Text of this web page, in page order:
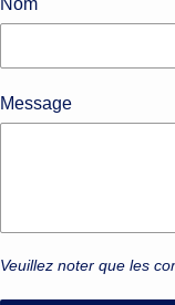
Nom
Message
Veuillez noter que les